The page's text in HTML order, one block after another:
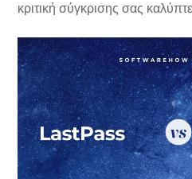
κριτική σύγκρισης σας